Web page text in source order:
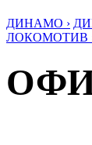
ДИНАМО ›
ЛОКОМОТИВ